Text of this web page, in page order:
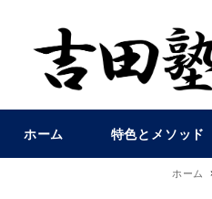
ホーム 特色とメソッド
ホーム